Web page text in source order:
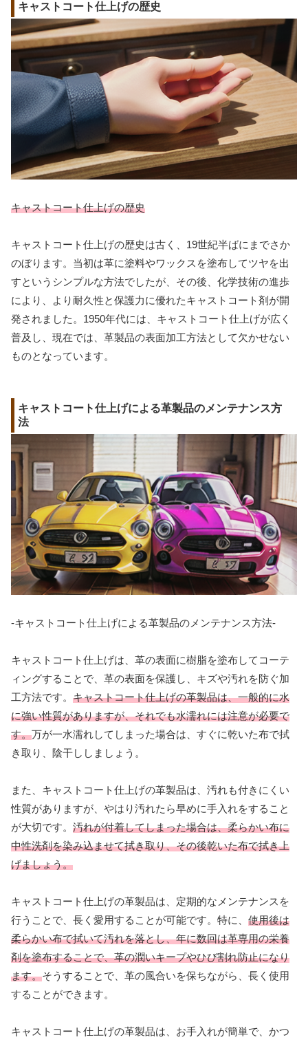
キャストコート仕上げの歴史
キャストコート仕上げの歴史
キャストコート仕上げの歴史は古く、19世紀半ばにまでさか
のぼります。当初は革に塗料やワックスを塗布してツヤを出
すというシンプルな方法でしたが、その後、化学技術の進歩
により、より耐久性と保護力に優れたキャストコート剤が開
発されました。1950年代には、キャストコート仕上げが広く
普及し、現在では、革製品の表面加工方法として欠かせない
ものとなっています。
キャストコート仕上げによる革製品のメンテナンス方
法
-キャストコート仕上げによる革製品のメンテナンス方法-
キャストコート仕上げは、革の表面に樹脂を塗布してコーテ
ィングすることで、革の表面を保護し、キズや汚れを防ぐ加
工方法です。 キャストコート仕上げの革製品は、一般的に水
に強い性質がありますが、それでも水濡れには注意が必要で
す。万が一水濡れしてしまった場合は、すぐに乾いた布で拭
き取り、陰干ししましょう。
また、キャストコート仕上げの革製品は、汚れも付きにくい
性質がありますが、やはり汚れたら早めに手入れをすること
が大切です。 汚れが付着してしまった場合は、柔らかい布に
中性洗剤を染み込ませて拭き取り、その後乾いた布で拭き上
げましょう。
キャストコート仕上げの革製品は、定期的なメンテナンスを
行うことで、長く愛用することが可能です。特に、 使用後は
柔らかい布で拭いて汚れを落とし、年に数回は革専用の栄養
剤を塗布することで、革の潤いキープやひび割れ防止になり
ます。そうすることで、革の風合いを保ちながら、長く使用
することができます。
キャストコート仕上げの革製品は、お手入れが簡単で、かつ